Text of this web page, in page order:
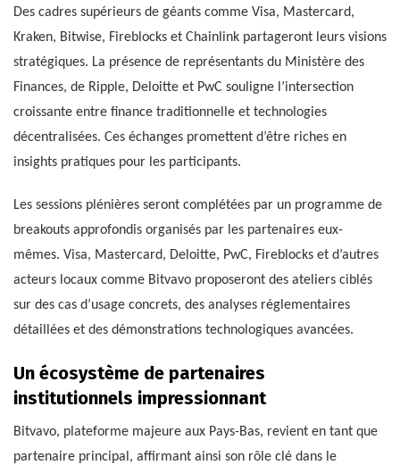
Des cadres supérieurs de géants comme Visa, Mastercard,
Kraken, Bitwise, Fireblocks et Chainlink partageront leurs visions
stratégiques. La présence de représentants du Ministère des
Finances, de Ripple, Deloitte et PwC souligne l’intersection
croissante entre finance traditionnelle et technologies
décentralisées. Ces échanges promettent d’être riches en
insights pratiques pour les participants.
Les sessions plénières seront complétées par un programme de
breakouts approfondis organisés par les partenaires eux-
mêmes. Visa, Mastercard, Deloitte, PwC, Fireblocks et d’autres
acteurs locaux comme Bitvavo proposeront des ateliers ciblés
sur des cas d’usage concrets, des analyses réglementaires
détaillées et des démonstrations technologiques avancées.
Un écosystème de partenaires
institutionnels impressionnant
Bitvavo, plateforme majeure aux Pays-Bas, revient en tant que
partenaire principal, affirmant ainsi son rôle clé dans le